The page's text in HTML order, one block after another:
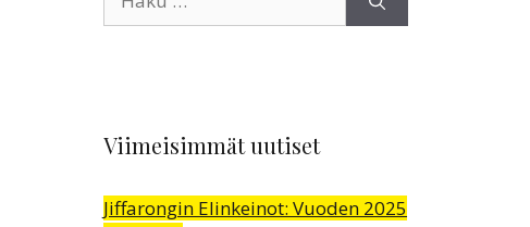
Viimeisimmät uutiset
Jiffarongin Elinkeinot: Vuoden 2025